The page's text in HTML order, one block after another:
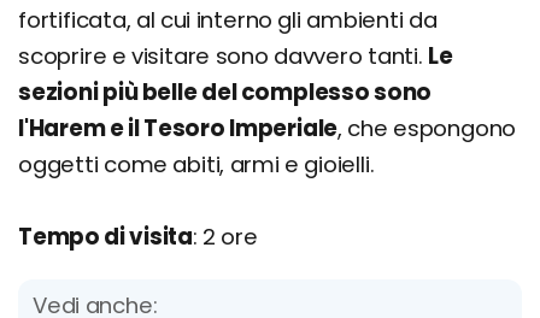
fortificata, al cui interno gli ambienti da
scoprire e visitare sono davvero tanti. Le
sezioni più belle del complesso sono
l'Harem e il Tesoro Imperiale, che espongono
oggetti come abiti, armi e gioielli.
Tempo di visita: 2 ore
Vedi anche: